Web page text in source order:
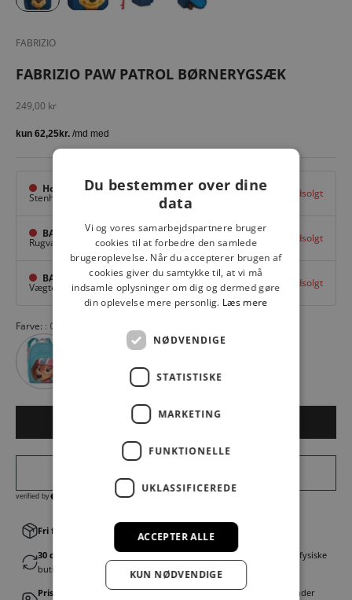
FABRIZIO
FABRIZIO PAW PATROL BØRNERYGSÆK
Salgspris
249,00 kr
Hovedlager
Stenhuggervej 10, Udsolgt
BAGGI Tarup Center
Rugvang 36, Odense NV Udsolgt
BAGGI Nyborg
Vægtergade 1, Nyborg Udsolgt
Farve: CHASE 0600
Fri fragt v. køb over 499,00 kr.│Levering 1-3 hverdage
30 dages fortrydelsesret│Byt eller returner gratis i en af vores fysiske
butikker
Prismatch
│Vi tilbyder landsdækkende prisgaranti. Læs mere under
Du bestemmer over dine
data
Vi og vores samarbejdspartnere bruger
cookies til at forbedre den samlede
brugeroplevelse. Når du accepterer brugen af
cookies giver du samtykke til, at vi må
indsamle oplysninger om dig og dermed gøre
din oplevelse mere personlig. Læs mere
NØDVENDIGE
STATISTISKE
MARKETING
FUNKTIONELLE
UKLASSIFICEREDE
ACCEPTER ALLE
KUN NØDVENDIGE